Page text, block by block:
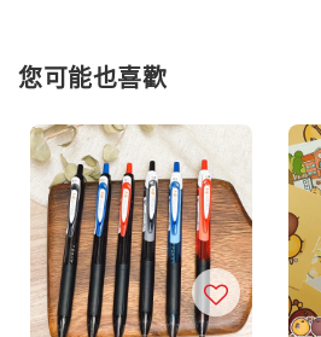
您可能也喜歡